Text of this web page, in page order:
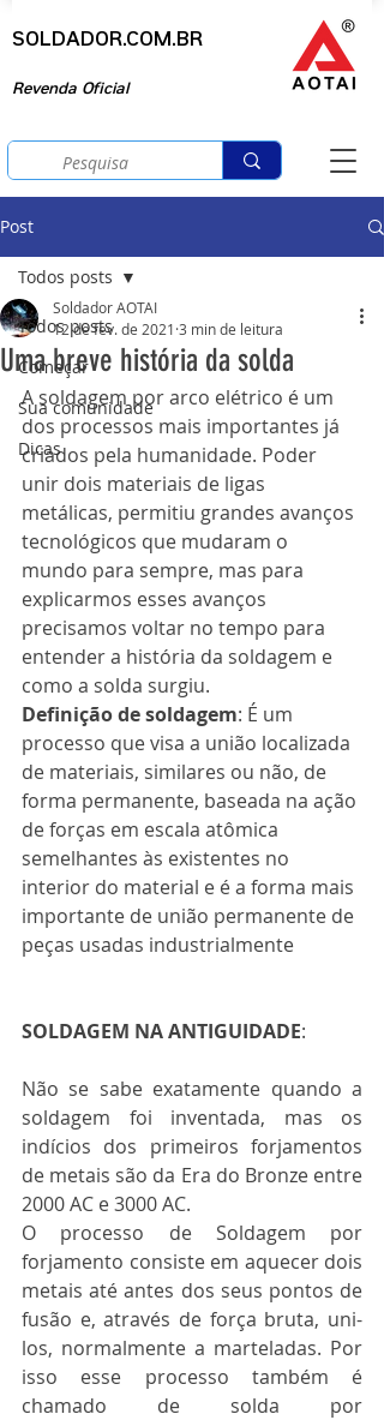
SOLDADOR.COM.BR
Revenda Oficial
Post
Todos posts
Começar
Sua comunidade
Dicas
Todos posts
Uma breve história da solda
Soldador AOTAI
12 de fev. de 2021 3 min de leitura
A soldagem por arco elétrico é um
dos processos mais importantes já
criados pela humanidade. Poder
unir dois materiais de ligas
metálicas, permitiu grandes avanços
tecnológicos que mudaram o
mundo para sempre, mas para
explicarmos esses avanços
precisamos voltar no tempo para
entender a história da soldagem e
como a solda surgiu.
Definição de soldagem: É um
processo que visa a união localizada
de materiais, similares ou não, de
forma permanente, baseada na ação
de forças em escala atômica
semelhantes às existentes no
interior do material e é a forma mais
importante de união permanente de
peças usadas industrialmente
SOLDAGEM NA ANTIGUIDADE:
Não se sabe exatamente quando a
soldagem foi inventada, mas os
indícios dos primeiros forjamentos
de metais são da Era do Bronze entre
2000 AC e 3000 AC.
O processo de Soldagem por
forjamento consiste em aquecer dois
metais até antes dos seus pontos de
fusão e, através de força bruta, uni-
los, normalmente a marteladas. Por
isso esse processo também é
chamado de solda por